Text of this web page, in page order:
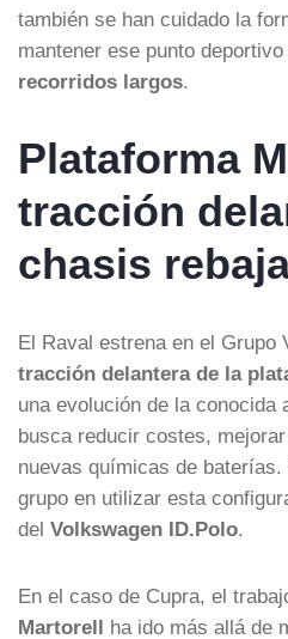
también se han cuidado la
mantener ese punto deportivo
recorridos largos.
Plataforma
tracción
chasis
El Raval estrena en el Grupo
tracción delantera de la
una evolución de la conocida
busca reducir costes,
nuevas químicas de
grupo en utilizar esta
del Volkswagen ID.Polo.
En el caso de Cupra, el
Martorell ha ido más allá de